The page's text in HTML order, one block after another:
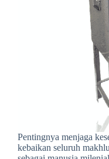
Pentingnya menjaga
kebaikan seluruh